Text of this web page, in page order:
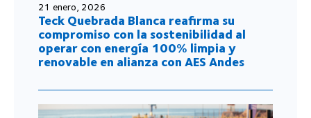
21 enero, 2026
Teck Quebrada Blanca reafirma su
compromiso con la sostenibilidad al
operar con energía 100% limpia y
renovable en alianza con AES Andes